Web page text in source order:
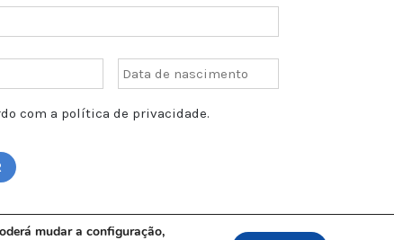
com a política de privacidade.
mudar a configuração,